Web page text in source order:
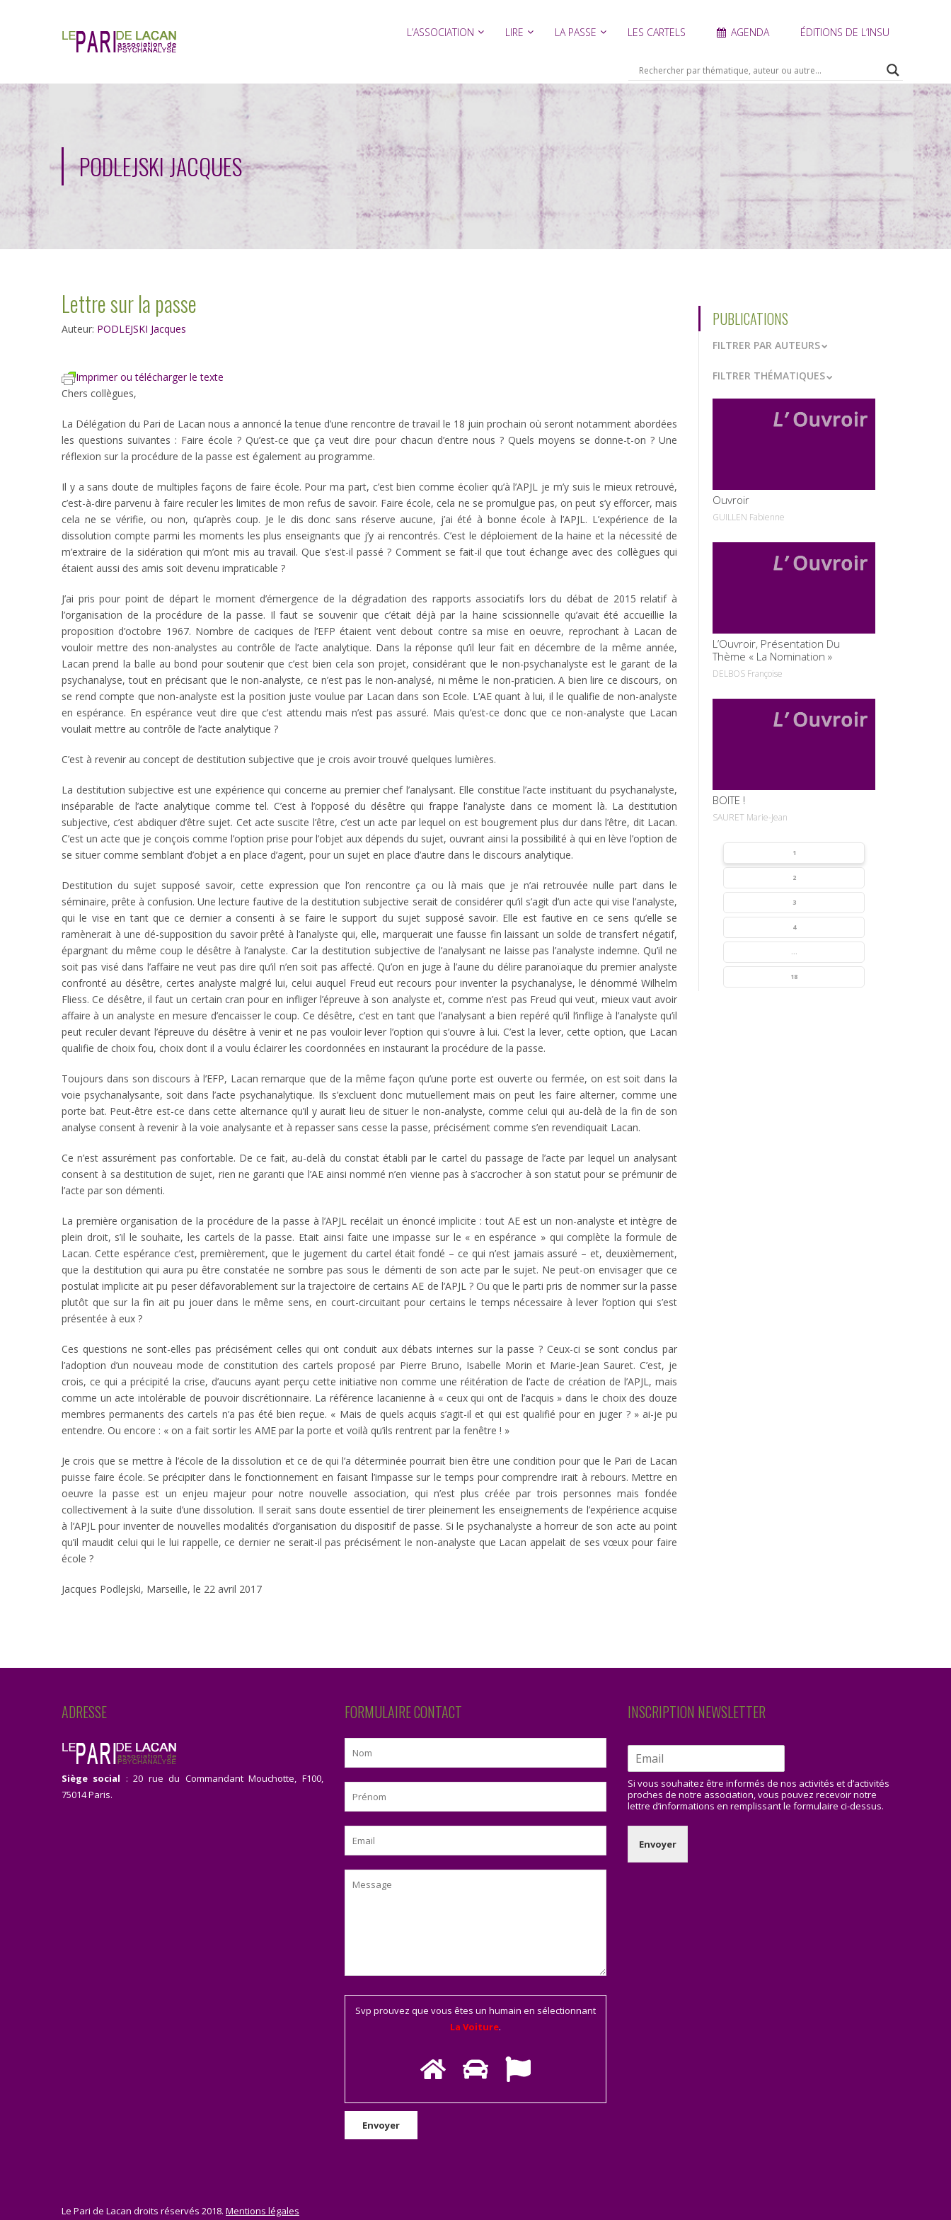
L’ASSOCIATION LIRE LA PASSE LES CARTELS AGENDA ÉDITIONS DE L’INSU
PODLEJSKI JACQUES
Lettre sur la passe
Auteur: PODLEJSKI Jacques
Imprimer ou télécharger le texte
Chers collègues,
La Délégation du Pari de Lacan nous a annoncé la tenue d’une rencontre de travail le 18 juin prochain où seront notamment abordées
les questions suivantes : Faire école ? Qu’est-ce que ça veut dire pour chacun d’entre nous ? Quels moyens se donne-t-on ? Une
réflexion sur la procédure de la passe est également au programme.
Il y a sans doute de multiples façons de faire école. Pour ma part, c’est bien comme écolier qu’à l’APJL je m’y suis le mieux retrouvé,
c’est-à-dire parvenu à faire reculer les limites de mon refus de savoir. Faire école, cela ne se promulgue pas, on peut s’y efforcer, mais
cela ne se vérifie, ou non, qu’après coup. Je le dis donc sans réserve aucune, j’ai été à bonne école à l’APJL. L’expérience de la
dissolution compte parmi les moments les plus enseignants que j’y ai rencontrés. C’est le déploiement de la haine et la nécessité de
m’extraire de la sidération qui m’ont mis au travail. Que s’est-il passé ? Comment se fait-il que tout échange avec des collègues qui
étaient aussi des amis soit devenu impraticable ?
J’ai pris pour point de départ le moment d’émergence de la dégradation des rapports associatifs lors du débat de 2015 relatif à
l’organisation de la procédure de la passe. Il faut se souvenir que c’était déjà par la haine scissionnelle qu’avait été accueillie la
proposition d’octobre 1967. Nombre de caciques de l’EFP étaient vent debout contre sa mise en oeuvre, reprochant à Lacan de
vouloir mettre des non-analystes au contrôle de l’acte analytique. Dans la réponse qu’il leur fait en décembre de la même année,
Lacan prend la balle au bond pour soutenir que c’est bien cela son projet, considérant que le non-psychanalyste est le garant de la
psychanalyse, tout en précisant que le non-analyste, ce n’est pas le non-analysé, ni même le non-praticien. A bien lire ce discours, on
se rend compte que non-analyste est la position juste voulue par Lacan dans son Ecole. L’AE quant à lui, il le qualifie de non-analyste
en espérance. En espérance veut dire que c’est attendu mais n’est pas assuré. Mais qu’est-ce donc que ce non-analyste que Lacan
voulait mettre au contrôle de l’acte analytique ?
C’est à revenir au concept de destitution subjective que je crois avoir trouvé quelques lumières.
La destitution subjective est une expérience qui concerne au premier chef l’analysant. Elle constitue l’acte instituant du psychanalyste,
inséparable de l’acte analytique comme tel. C’est à l’opposé du désêtre qui frappe l’analyste dans ce moment là. La destitution
subjective, c’est abdiquer d’être sujet. Cet acte suscite l’être, c’est un acte par lequel on est bougrement plus dur dans l’être, dit Lacan.
C’est un acte que je conçois comme l’option prise pour l’objet aux dépends du sujet, ouvrant ainsi la possibilité à qui en lève l’option de
se situer comme semblant d’objet a en place d’agent, pour un sujet en place d’autre dans le discours analytique.
Destitution du sujet supposé savoir, cette expression que l’on rencontre ça ou là mais que je n’ai retrouvée nulle part dans le
séminaire, prête à confusion. Une lecture fautive de la destitution subjective serait de considérer qu’il s’agit d’un acte qui vise l’analyste,
qui le vise en tant que ce dernier a consenti à se faire le support du sujet supposé savoir. Elle est fautive en ce sens qu’elle se
ramènerait à une dé-supposition du savoir prêté à l’analyste qui, elle, marquerait une fausse fin laissant un solde de transfert négatif,
épargnant du même coup le désêtre à l’analyste. Car la destitution subjective de l’analysant ne laisse pas l’analyste indemne. Qu’il ne
soit pas visé dans l’affaire ne veut pas dire qu’il n’en soit pas affecté. Qu’on en juge à l’aune du délire paranoïaque du premier analyste
confronté au désêtre, certes analyste malgré lui, celui auquel Freud eut recours pour inventer la psychanalyse, le dénommé Wilhelm
Fliess. Ce désêtre, il faut un certain cran pour en infliger l’épreuve à son analyste et, comme n’est pas Freud qui veut, mieux vaut avoir
affaire à un analyste en mesure d’encaisser le coup. Ce désêtre, c’est en tant que l’analysant a bien repéré qu’il l’inflige à l’analyste qu’il
peut reculer devant l’épreuve du désêtre à venir et ne pas vouloir lever l’option qui s’ouvre à lui. C’est la lever, cette option, que Lacan
qualifie de choix fou, choix dont il a voulu éclairer les coordonnées en instaurant la procédure de la passe.
Toujours dans son discours à l’EFP, Lacan remarque que de la même façon qu’une porte est ouverte ou fermée, on est soit dans la
voie psychanalysante, soit dans l’acte psychanalytique. Ils s’excluent donc mutuellement mais on peut les faire alterner, comme une
porte bat. Peut-être est-ce dans cette alternance qu’il y aurait lieu de situer le non-analyste, comme celui qui au-delà de la fin de son
analyse consent à revenir à la voie analysante et à repasser sans cesse la passe, précisément comme s’en revendiquait Lacan.
Ce n’est assurément pas confortable. De ce fait, au-delà du constat établi par le cartel du passage de l’acte par lequel un analysant
consent à sa destitution de sujet, rien ne garanti que l’AE ainsi nommé n’en vienne pas à s’accrocher à son statut pour se prémunir de
l’acte par son démenti.
La première organisation de la procédure de la passe à l’APJL recélait un énoncé implicite : tout AE est un non-analyste et intègre de
plein droit, s’il le souhaite, les cartels de la passe. Etait ainsi faite une impasse sur le « en espérance » qui complète la formule de
Lacan. Cette espérance c’est, premièrement, que le jugement du cartel était fondé – ce qui n’est jamais assuré – et, deuxièmement,
que la destitution qui aura pu être constatée ne sombre pas sous le démenti de son acte par le sujet. Ne peut-on envisager que ce
postulat implicite ait pu peser défavorablement sur la trajectoire de certains AE de l’APJL ? Ou que le parti pris de nommer sur la passe
plutôt que sur la fin ait pu jouer dans le même sens, en court-circuitant pour certains le temps nécessaire à lever l’option qui s’est
présentée à eux ?
Ces questions ne sont-elles pas précisément celles qui ont conduit aux débats internes sur la passe ? Ceux-ci se sont conclus par
l’adoption d’un nouveau mode de constitution des cartels proposé par Pierre Bruno, Isabelle Morin et Marie-Jean Sauret. C’est, je
crois, ce qui a précipité la crise, d’aucuns ayant perçu cette initiative non comme une réitération de l’acte de création de l’APJL, mais
comme un acte intolérable de pouvoir discrétionnaire. La référence lacanienne à « ceux qui ont de l’acquis » dans le choix des douze
membres permanents des cartels n’a pas été bien reçue. « Mais de quels acquis s’agit-il et qui est qualifié pour en juger ? » ai-je pu
entendre. Ou encore : « on a fait sortir les AME par la porte et voilà qu’ils rentrent par la fenêtre ! »
Je crois que se mettre à l’école de la dissolution et ce de qui l’a déterminée pourrait bien être une condition pour que le Pari de Lacan
puisse faire école. Se précipiter dans le fonctionnement en faisant l’impasse sur le temps pour comprendre irait à rebours. Mettre en
oeuvre la passe est un enjeu majeur pour notre nouvelle association, qui n’est plus créée par trois personnes mais fondée
collectivement à la suite d’une dissolution. Il serait sans doute essentiel de tirer pleinement les enseignements de l’expérience acquise
à l’APJL pour inventer de nouvelles modalités d’organisation du dispositif de passe. Si le psychanalyste a horreur de son acte au point
qu’il maudit celui qui le lui rappelle, ce dernier ne serait-il pas précisément le non-analyste que Lacan appelait de ses vœux pour faire
école ?
Jacques Podlejski, Marseille, le 22 avril 2017
PUBLICATIONS
FILTRER PAR AUTEURS
FILTRER THÉMATIQUES
Ouvroir
GUILLEN Fabienne
L’Ouvroir, Présentation Du
Thème « La Nomination »
DELBOS Françoise
BOITE !
SAURET Marie-Jean
1
2
3
4
18
ADRESSE
Siège social : 20 rue du Commandant Mouchotte, F100,
75014 Paris.
FORMULAIRE CONTACT
Svp prouvez que vous êtes un humain en sélectionnant
La Voiture.
INSCRIPTION NEWSLETTER
Si vous souhaitez être informés de nos activités et d’activités
proches de notre association, vous pouvez recevoir notre
lettre d’informations en remplissant le formulaire ci-dessus.
Envoyer
Le Pari de Lacan droits réservés 2018. Mentions légales